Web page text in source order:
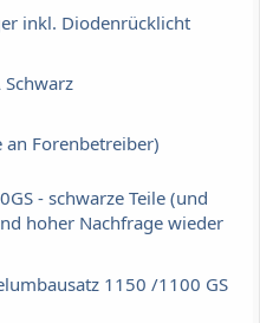
inkl. Diodenrücklicht
an Forenbetreiber)
- schwarze Teile (und
hoher Nachfrage wieder
1150 /1100 GS